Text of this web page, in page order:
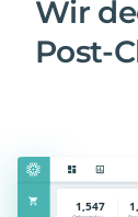
Wir
Post-